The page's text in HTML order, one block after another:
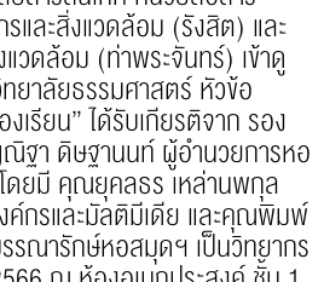
และสิ่งแวดล้อม (รังสิต) และ
วดล้อม (ท่าพระจันทร์) เข้าดู
ยาลัยธรรมศาสตร์ หัวข้อ
เรียน” ได้รับเกียรติจาก รอง
ฐา ดิษฐานนท์ ผู้อำนวยการหอ
ดยมี คุณยุคลธร เหล่านพกุล
ค์กรและมัลติมีเดีย และคุณพิมพ์
ณารักษ์หอสมุดฯ เป็นวิทยากร